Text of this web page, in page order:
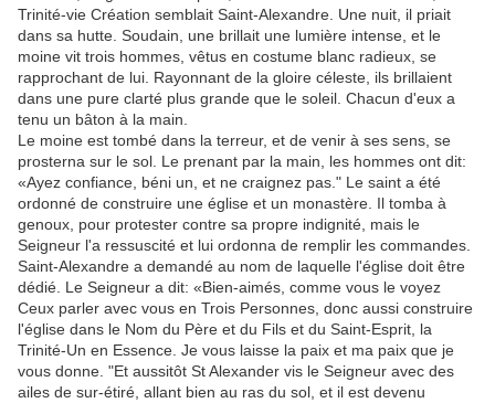
Trinité-vie Création semblait Saint-Alexandre. Une nuit, il priait
dans sa hutte. Soudain, une brillait une lumière intense, et le
moine vit trois hommes, vêtus en costume blanc radieux, se
rapprochant de lui. Rayonnant de la gloire céleste, ils brillaient
dans une pure clarté plus grande que le soleil. Chacun d'eux a
tenu un bâton à la main.
Le moine est tombé dans la terreur, et de venir à ses sens, se
prosterna sur le sol. Le prenant par la main, les hommes ont dit:
«Ayez confiance, béni un, et ne craignez pas." Le saint a été
ordonné de construire une église et un monastère. Il tomba à
genoux, pour protester contre sa propre indignité, mais le
Seigneur l'a ressuscité et lui ordonna de remplir les commandes.
Saint-Alexandre a demandé au nom de laquelle l'église doit être
dédié. Le Seigneur a dit: «Bien-aimés, comme vous le voyez
Ceux parler avec vous en Trois Personnes, donc aussi construire
l'église dans le Nom du Père et du Fils et du Saint-Esprit, la
Trinité-Un en Essence. Je vous laisse la paix et ma paix que je
vous donne. "Et aussitôt St Alexander vis le Seigneur avec des
ailes de sur-étiré, allant bien au ras du sol, et il est devenu